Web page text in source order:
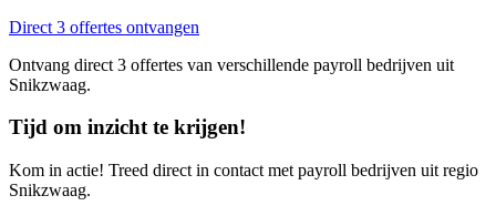
Direct 3 offertes ontvangen
Ontvang direct 3 offertes van verschillende payroll bedrijven uit
Snikzwaag.
Tijd om inzicht te krijgen!
Kom in actie! Treed direct in contact met payroll bedrijven uit regio
Snikzwaag.